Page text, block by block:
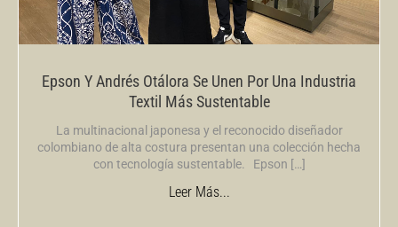
Epson Y Andrés Otálora Se Unen Por Una Industria
Textil Más Sustentable
La multinacional japonesa y el reconocido diseñador
colombiano de alta costura presentan una colección hecha
con tecnología sustentable. Epson […]
Leer Más...